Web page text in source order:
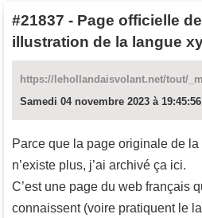
#21837 - Page officielle
illustration de la langue
https://lehollandaisvolant.net/tout/
Samedi 04 novembre 2023 à 19:45:56
Parce que la page originale de
n’existe plus, j’ai archivé ça ici.
C’est une page du web français
connaissent (voire pratiquent le